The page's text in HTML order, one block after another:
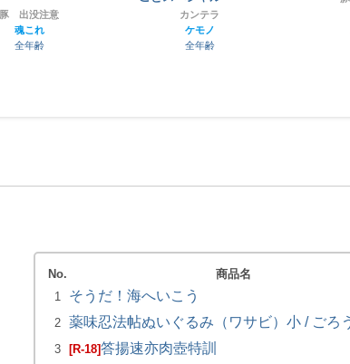
豚 出没注意
魂これ
全年齢
カンテラ
ケモノ
全年齢
No. 商品名
1
そうだ！海へいこう
2 薬味忍法帖ぬいぐるみ（ワサビ）小 / ごろ
3 [R-18]答揚速亦肉壺特訓